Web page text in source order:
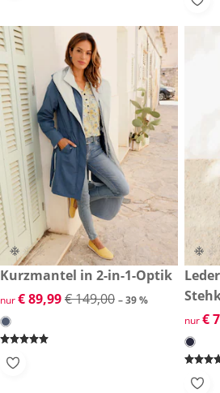
reduzierter Preis € 89,99,
-39 %
Kurzmantel in 2-in-1-Optik
reduzierter Preis € 89,99, vorheriger
nur€ 89,99€ 149,00 – 39 %
-38 %
nur€